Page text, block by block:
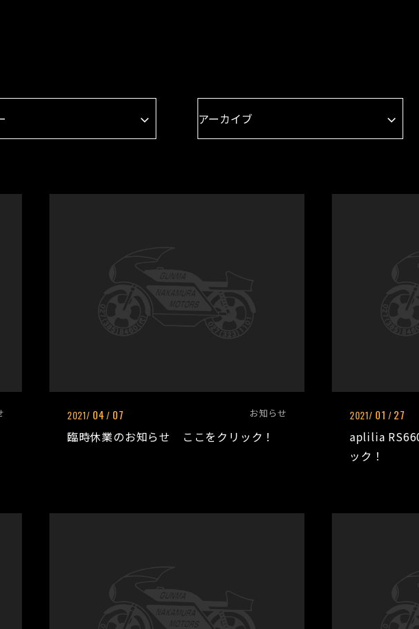
2021/ 04 / 07 お知らせ
臨時休業のお知らせ ここをクリック！
2021/ 01 / 27
aplilia
ック！